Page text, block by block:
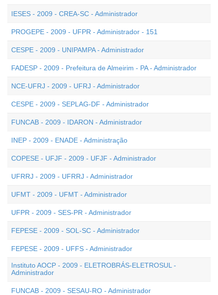
IESES - 2009 - CREA-SC - Administrador
PROGEPE - 2009 - UFPR - Administrador - 151
CESPE - 2009 - UNIPAMPA - Administrador
FADESP - 2009 - Prefeitura de Almeirim - PA - Administrador
NCE-UFRJ - 2009 - UFRJ - Administrador
CESPE - 2009 - SEPLAG-DF - Administrador
FUNCAB - 2009 - IDARON - Administrador
INEP - 2009 - ENADE - Administração
COPESE - UFJF - 2009 - UFJF - Administrador
UFRRJ - 2009 - UFRRJ - Administrador
UFMT - 2009 - UFMT - Administrador
UFPR - 2009 - SES-PR - Administrador
FEPESE - 2009 - SOL-SC - Administrador
FEPESE - 2009 - UFFS - Administrador
Instituto AOCP - 2009 - ELETROBRÁS-ELETROSUL -
Administrador
FUNCAB - 2009 - SESAU-RO - Administrador